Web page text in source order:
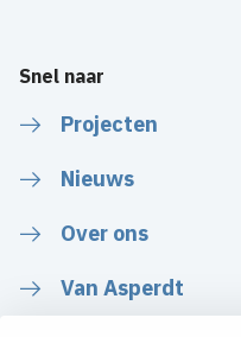
Snel naar
Projecten
Nieuws
Over ons
Van Asperdt